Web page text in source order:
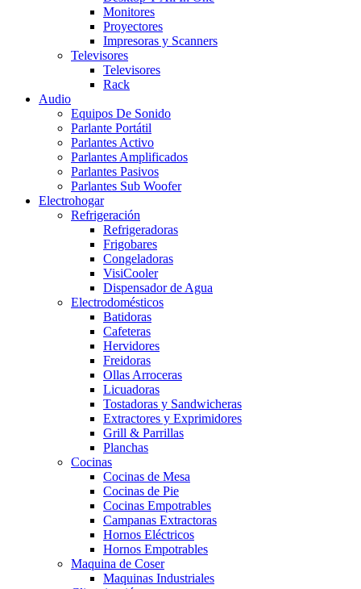
Monitores
Proyectores
Impresoras y Scanners
Televisores
Televisores
Rack
Audio
Equipos De Sonido
Parlante Portátil
Parlantes Activo
Parlantes Amplificados
Parlantes Pasivos
Parlantes Sub Woofer
Electrohogar
Refrigeración
Refrigeradoras
Frigobares
Congeladoras
VisiCooler
Dispensador de Agua
Electrodomésticos
Batidoras
Cafeteras
Hervidores
Freidoras
Ollas Arroceras
Licuadoras
Tostadoras y Sandwicheras
Extractores y Exprimidores
Grill & Parrillas
Planchas
Cocinas
Cocinas de Mesa
Cocinas de Pie
Cocinas Empotrables
Campanas Extractoras
Hornos Eléctricos
Hornos Empotrables
Maquina de Coser
Maquinas Industriales